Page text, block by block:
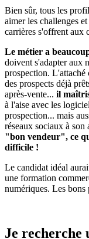
Bien sûr, tous les
aimer les challenges
carrières s'offrent aux
Le métier a
doivent s'adapter aux
prospection. L'attaché
des prospects déjà
après-vente... il
à l'aise avec les
prospection... mais
réseaux sociaux à son
"bon vendeur", ce
difficile !
Le candidat idéal
une formation
numériques. Les
Je recherche